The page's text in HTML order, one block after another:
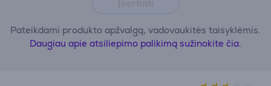
Pateikdami produkto apžvalgą, vadovaukitės taisyklėmis.
Daugiau apie atsiliepimo palikimą sužinokite čia.